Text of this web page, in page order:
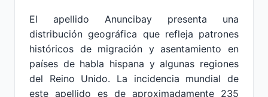
El apellido Anuncibay presenta una
distribución geográfica que refleja patrones
históricos de migración y asentamiento en
países de habla hispana y algunas regiones
del Reino Unido. La incidencia mundial de
este apellido es de aproximadamente 235